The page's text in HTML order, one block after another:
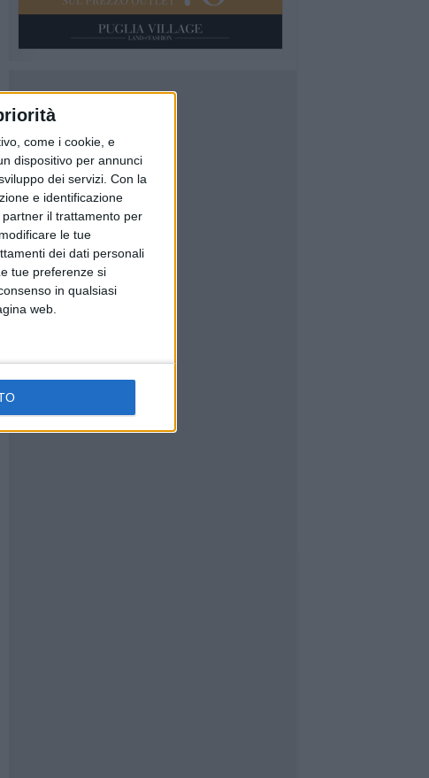
come i cookie, e
dispositivo per annunci
dei servizi. Con la
e identificazione
il trattamento per
le tue
dei dati personali
tue preferenze si
in qualsiasi
web.